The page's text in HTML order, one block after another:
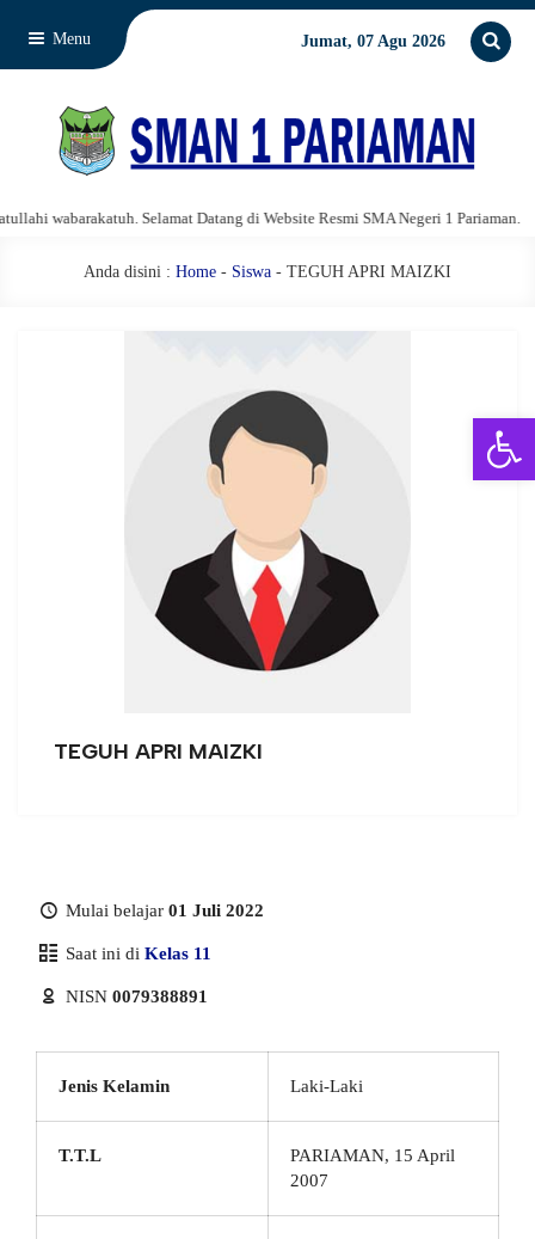
Menu Jumat, 07 Agu 2026
wabarakatuh. Selamat Datang di Website Resmi SMA Negeri 1 Pariaman.
Anda disini : Home - Siswa - TEGUH APRI MAIZKI
TEGUH APRI MAIZKI
Mulai belajar 01 Juli 2022
Saat ini di Kelas 11
NISN 0079388891
Jenis Kelamin Laki-Laki
T.T.L
PARIAMAN, 15 April
2007